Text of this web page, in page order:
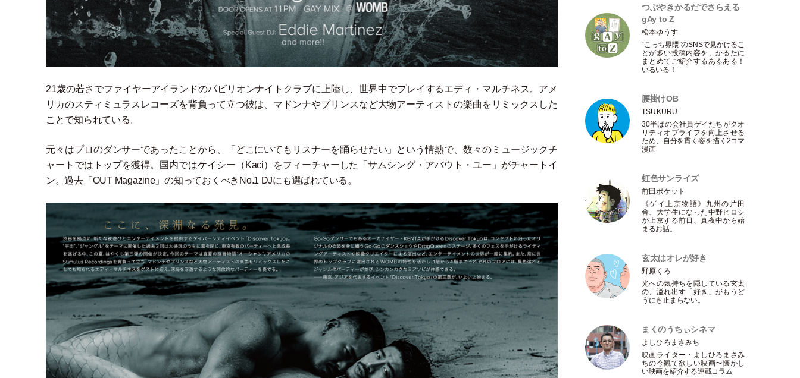
21歳の若さでファイヤーアイランドのパビリオンナイトクラブに上陸し、世界中でプレイするエディ ・ マルチネス。アメ
リカのスティミュラスレコーズを背負って立つ彼は、マドンナやプリンスなど大物アーティストの楽曲をリミックスした
ことで知られている。
元々はプロのダンサーであったことから、 「 どこにいてもリスナーを踊らせたい 」 という情熱で、数々のミュージックチ
ャートではトップを獲得。国内ではケイシー （ Kaci） をフィーチャーした 「サムシング ・ アバウト ・ ユー 」 がチャートイ
ン。過去「 OUT Magazine」の知っておくべきNo.1 DJにも選ばれている。
つぶやきかるだでさらえる
gAy to Z
松本ゆうす
“こっち界隈”のSNSで見かけるこ
とが多い投稿内容を、かるたに
まとめてご紹介するあるある！
いるいる！
腰掛けOB
TSUKURU
30半ばの会社員ゲイたちがクオ
リティオブライフを向上させる
ため、自分を貫く姿を描く2コマ
漫画
虹色サンライズ
前田ポケット
《ゲイ上京物語》九州の片田
舎、大学生になった中野ヒロシ
が上京する前日、真夜中から始
まるお話。
玄太はオレが好き
野原くろ
光への気持ちを隠している玄太
の、溢れ出す 「好き 」がもうど
うにも止まらない。
まくのうちぃシネマ
よしひろまさみち
映画ライター ・ よしひろまさみ
ちの今観て欲しい映画〜懐かし
い映画を紹介する連載コラム